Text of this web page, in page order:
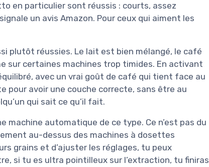
en particulier sont réussis : courts, assez
un avis Amazon. Pour ceux qui aiment les
plutôt réussies. Le lait est bien mélangé, le café
sur certaines machines trop timides. En activant
avec un vrai goût de café qui tient face au
pour avoir une couche correcte, sans être au
qui sait ce qu’il fait.
machine automatique de ce type. Ce n’est pas du
au-dessus des machines à dosettes
grains et d’ajuster les réglages, tu peux
si tu es ultra pointilleux sur l’extraction, tu finiras